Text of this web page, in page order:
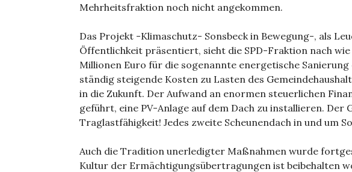
Mehrheitsfraktion noch nicht angekommen.
Das Projekt -Klimaschutz- Sonsbeck in Bewegung-, als
Öffentlichkeit präsentiert, sieht die SPD-Fraktion nach
Millionen Euro für die sogenannte energetische
ständig steigende Kosten zu Lasten des
in die Zukunft. Der Aufwand an enormen steuerlichen
geführt, eine PV-Anlage auf dem Dach zu installieren. Der
Traglastfähigkeit! Jedes zweite Scheunendach in und um
Auch die Tradition unerledigter Maßnahmen wurde
Kultur der Ermächtigungsübertragungen ist beibehalten